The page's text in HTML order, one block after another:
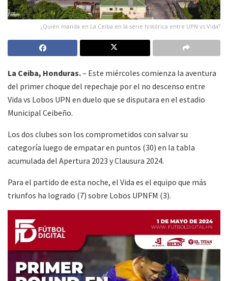
¿Quién manda en La Ceiba en la serie histórica entre UPN vs Vida?
La Ceiba, Honduras.– Este miércoles comienza la aventura
del primer choque del repechaje por el no descenso entre
Vida vs Lobos UPN en duelo que se disputara en el estadio
Municipal Ceibeño.
Los dos clubes son los comprometidos con salvar su
categoría luego de empatar en puntos (30) en la tabla
acumulada del Apertura 2023 y Clausura 2024.
Para el partido de esta noche, el Vida es el equipo que más
triunfos ha logrado (7) sobre Lobos UPNFM (3).